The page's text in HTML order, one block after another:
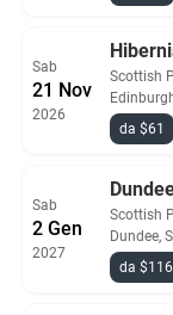
Sab
21 Nov
2026
Scottish
da $61
Sab
2 Gen
2027
Scottish
Dundee,
da $116